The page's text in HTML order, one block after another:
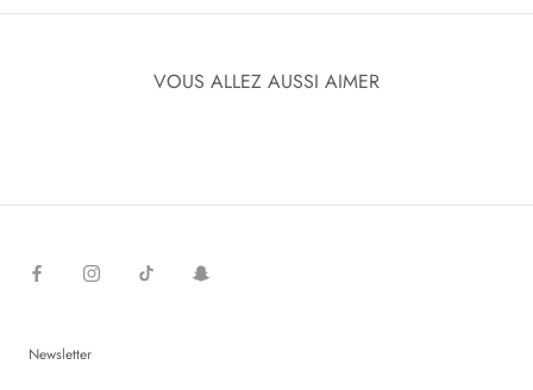
VOUS ALLEZ AUSSI AIMER
Newsletter